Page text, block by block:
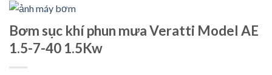
Bơm sục khí phun mưa Veratti Model AE
1.5-7-40 1.5Kw